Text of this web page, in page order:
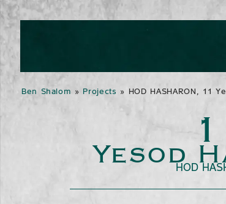
Ben Shalom » Projects » HOD HASHARON, 11
Yesod
HOD